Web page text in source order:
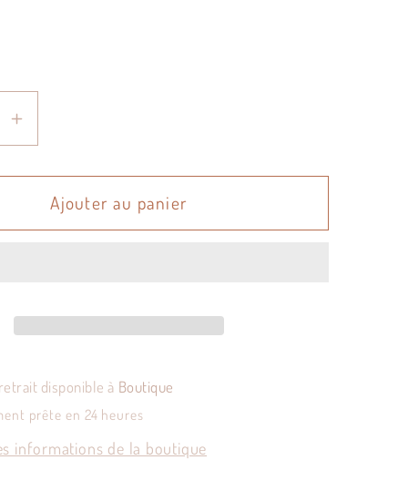
Augmenter
la
quantité
Barbara
café
Bavaria
Ajouter au panier
disponible à Boutique
prête en 24 heures
informations de la boutique